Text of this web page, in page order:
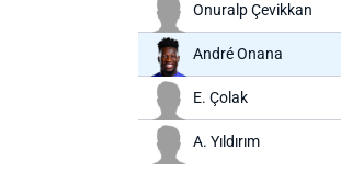
Onuralp Çevikkan
André Onana
E. Çolak
A. Yıldırım